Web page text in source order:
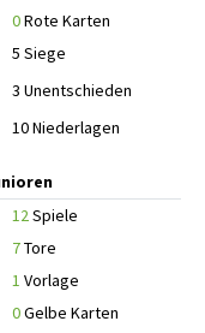
0Rote Karten
5 Siege
3 Unentschieden
10 Niederlagen
12Spiele
7Tore
1 Vorlage
0Gelbe Karten